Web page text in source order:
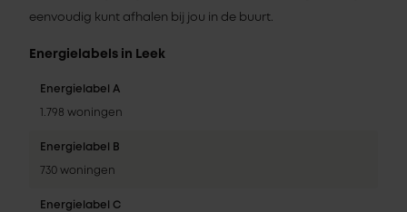
eenvoudig kunt afhalen bij jou in de buurt.
Energielabels in Leek
Energielabel A
1.798 woningen
Energielabel B
730 woningen
Energielabel C